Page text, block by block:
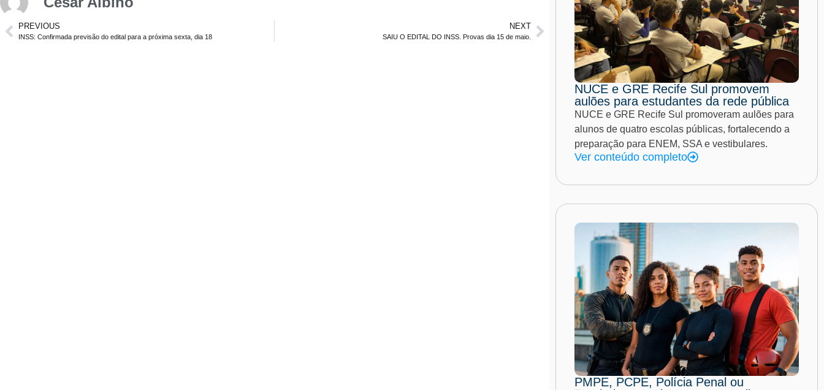
PREVIOUS
INSS: Confirmada previsão do edital para a próxima sexta, dia 18
NEXT
SAIU O EDITAL DO INSS. Provas dia 15 de maio.
NUCE e GRE Recife Sul promovem
aulões para estudantes da rede pública
NUCE e GRE Recife Sul promoveram aulões para
alunos de quatro escolas públicas, fortalecendo a
preparação para ENEM, SSA e vestibulares.
Ver conteúdo completo
PMPE, PCPE, Polícia Penal ou